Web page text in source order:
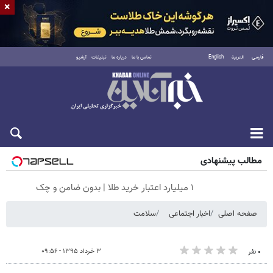
فارسی العربية English تماس با ما درباره ما تبلیغات آرشیو
جمعه ۱۶ مرداد ۱۴۰۵
مطالب پیشنهادی
۱ میلیارد اعتبار خرید طلا | بدون ضامن و چک
صفحه اصلی اخبار اجتماعی سلامت
۰ نفر ۳ خرداد ۱۳۹۵ - ۰۹:۵۶
×